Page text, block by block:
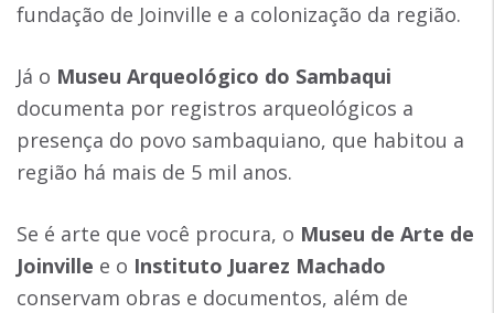
fundação de Joinville e a colonização da região.
Já o Museu Arqueológico do Sambaqui
documenta por registros arqueológicos a
presença do povo sambaquiano, que habitou a
região há mais de 5 mil anos.
Se é arte que você procura, o Museu de Arte de
Joinville e o Instituto Juarez Machado
conservam obras e documentos, além de